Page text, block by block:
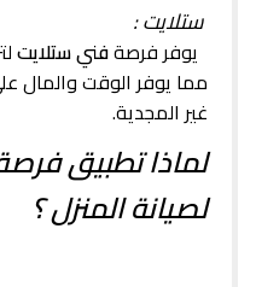
ستلايت :
يوفر فرصةفني ستلايت
مما يوفر الوقت والمال
غير المجدية.
لماذا تطبيق
لصيانة المنزل ؟